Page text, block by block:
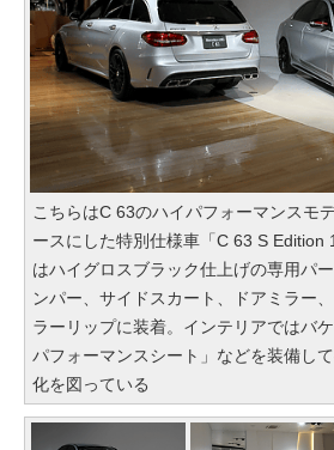
こちらはC 63のハイパフォーマンスモ
ースにした特別仕様車「C 63 S Edition
はハイグロスブラック仕上げの専用パ
ンパー、サイドスカート、ドアミラー
ラーリップに装着。インテリアではバ
パフォーマンスシート」などを装備し
化を図っている